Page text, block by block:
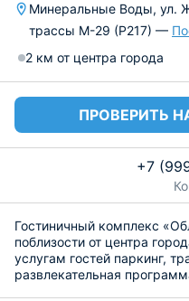
Минеральные Воды, ул.
трассы М-29 (Р217) —
2 км от центра города
ПРОВЕРИТЬ
+7
Гостиничный комплекс
поблизости от центра
услугам гостей паркинг,
развлекательная